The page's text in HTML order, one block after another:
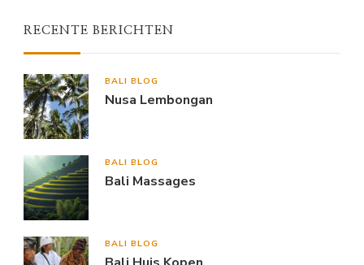
RECENTE BERICHTEN
BALI BLOG
Nusa Lembongan
BALI BLOG
Bali Massages
BALI BLOG